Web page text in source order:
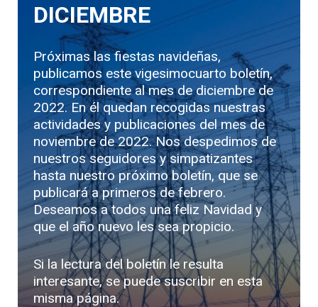
DICIEMBRE
Próximas las fiestas navideñas,
publicamos este vigesimocuarto boletín,
correspondiente al mes de diciembre de
2022. En él quedan recogidas nuestras
actividades y publicaciones del mes de
noviembre de 2022. Nos despedimos de
nuestros seguidores y simpatizantes
hasta nuestro próximo boletín, que se
publicará a primeros de febrero.
Deseamos a todos una feliz Navidad y
que el año nuevo les sea propicio.
Si la lectura del boletín le resulta
interesante, se puede suscribir en esta
misma página.